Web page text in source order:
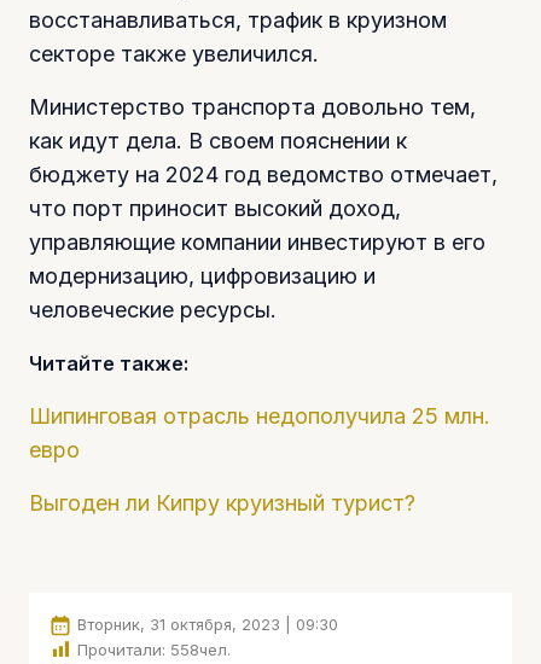
восстанавливаться, трафик в круизном
секторе также увеличился.
Министерство транспорта довольно тем,
как идут дела. В своем пояснении к
бюджету на 2024 год ведомство отмечает,
что порт приносит высокий доход,
управляющие компании инвестируют в его
модернизацию, цифровизацию и
человеческие ресурсы.
Читайте также:
Шипинговая отрасль недополучила 25 млн.
евро
Выгоден ли Кипру круизный турист?
Вторник, 31 октября, 2023 | 09:30
Прочитали: 558чел.